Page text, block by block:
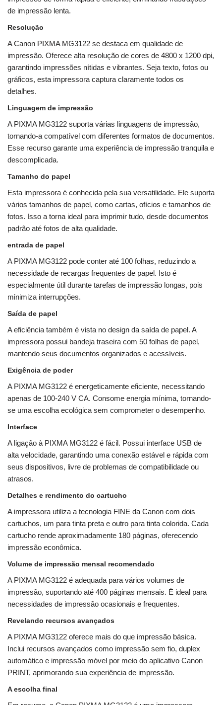
de impressão lenta.
Resolução
A Canon PIXMA MG3122 se destaca em qualidade de
impressão. Oferece alta resolução de cores de 4800 x 1200 dpi,
garantindo impressões nítidas e vibrantes. Seja texto, fotos ou
gráficos, esta impressora captura claramente todos os
detalhes.
Linguagem de impressão
A PIXMA MG3122 suporta várias linguagens de impressão,
tornando-a compatível com diferentes formatos de documentos.
Esse recurso garante uma experiência de impressão tranquila e
descomplicada.
Tamanho do papel
Esta impressora é conhecida pela sua versatilidade. Ele suporta
vários tamanhos de papel, como cartas, ofícios e tamanhos de
fotos. Isso a torna ideal para imprimir tudo, desde documentos
padrão até fotos de alta qualidade.
entrada de papel
A PIXMA MG3122 pode conter até 100 folhas, reduzindo a
necessidade de recargas frequentes de papel. Isto é
especialmente útil durante tarefas de impressão longas, pois
minimiza interrupções.
Saída de papel
A eficiência também é vista no design da saída de papel. A
impressora possui bandeja traseira com 50 folhas de papel,
mantendo seus documentos organizados e acessíveis.
Exigência de poder
A PIXMA MG3122 é energeticamente eficiente, necessitando
apenas de 100-240 V CA. Consome energia mínima, tornando-
se uma escolha ecológica sem comprometer o desempenho.
Interface
A ligação à PIXMA MG3122 é fácil. Possui interface USB de
alta velocidade, garantindo uma conexão estável e rápida com
seus dispositivos, livre de problemas de compatibilidade ou
atrasos.
Detalhes e rendimento do cartucho
A impressora utiliza a tecnologia FINE da Canon com dois
cartuchos, um para tinta preta e outro para tinta colorida. Cada
cartucho rende aproximadamente 180 páginas, oferecendo
impressão econômica.
Volume de impressão mensal recomendado
A PIXMA MG3122 é adequada para vários volumes de
impressão, suportando até 400 páginas mensais. É ideal para
necessidades de impressão ocasionais e frequentes.
Revelando recursos avançados
A PIXMA MG3122 oferece mais do que impressão básica.
Inclui recursos avançados como impressão sem fio, duplex
automático e impressão móvel por meio do aplicativo Canon
PRINT, aprimorando sua experiência de impressão.
A escolha final